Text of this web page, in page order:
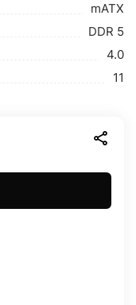
mATX
DDR 5
4.0
11